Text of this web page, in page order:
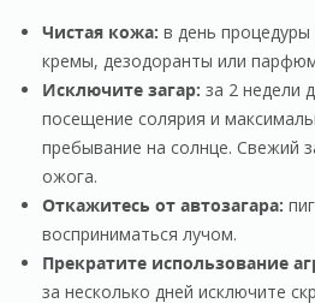
Чистая кожа: в день
кремы, дезодоранты или
Исключите загар: за 2 недели
посещение солярия и
пребывание на солнце. Свежий
ожога.
Откажитесь от автозагара:
восприниматься лучом.
Прекратите использование
за несколько дней исключите